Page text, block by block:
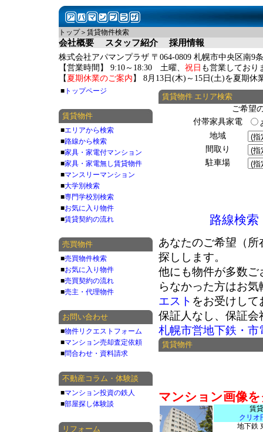
トップ＞賃貸物件検索
会社概要 スタッフ紹介 採用情報
株式会社アパマンプラザ 〒064-0809 札幌市中央区南9
【営業時間】 9:10～18:30 土曜、 祝日 も営業しており
【 夏期休業のご案内 】 8月13日(木)～15日(土)を夏期休
賃貸物件 エリア検索
ご希望
付帯家具家電
地域
間取り
駐車場
路線検索
あなたのご希望（
探しします。
他にも物件が多数
らなかった方はお
エスト をお受けして
保証人なし、保証
札幌市営地下鉄・市
賃貸物件
マンション画像
賃
クリオ
地下鉄
■ トップページ
賃貸物件
■エリアから検索
■路線から検索
■家具・家電付マンション
■家具・家電無し賃貸物件
■マンスリーマンション
■大学別検索
■専門学校別検索
■お気に入り物件
■賃貸契約の流れ
売買物件
■売買物件検索
■お気に入り物件
■売買契約の流れ
■売主・代理物件
お問い合わせ
■物件リクエストフォーム
■マンション売却査定依頼
■問合わせ・資料請求
不動産コラム・体験談
■マンション投資の鉄人
■部屋探し体験談
リフォーム